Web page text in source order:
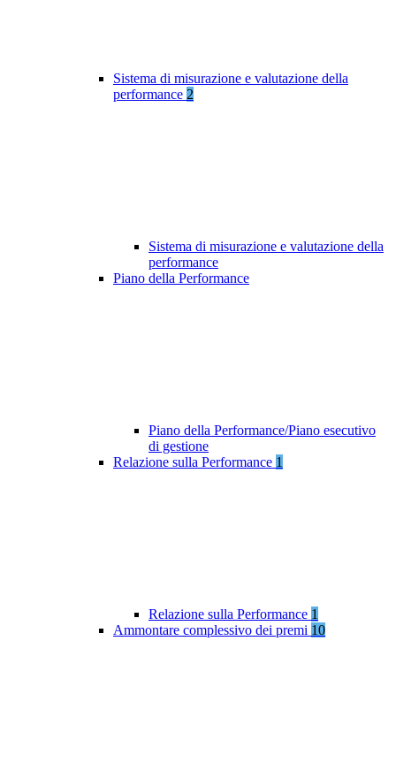
Sistema di misurazione e valutazione della
performance 2
Sistema di misurazione e valutazione della
performance
Piano della Performance
Piano della Performance/Piano esecutivo
di gestione
Relazione sulla Performance 1
Relazione sulla Performance 1
Ammontare complessivo dei premi 10